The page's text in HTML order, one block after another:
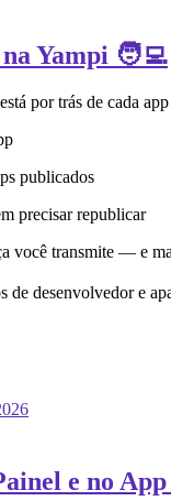
Yampi 🧑‍💻
por trás de cada
publicados
precisar republicar
você transmite — e
de desenvolvedor e
e no